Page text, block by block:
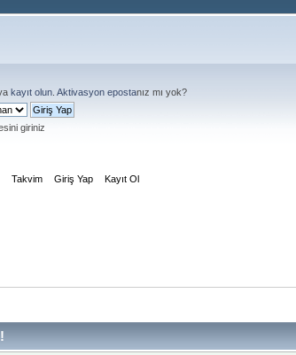
kayıt olun Aktivasyon epostanız mı yok?
giriniz
Takvim Giriş Yap Kayıt Ol